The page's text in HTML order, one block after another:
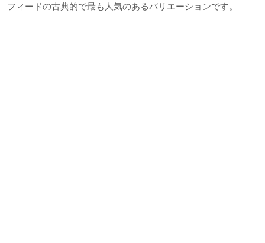
フィードの古典的で最も人気のあるバリエーションです。